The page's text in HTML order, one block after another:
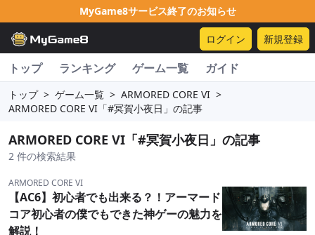
MyGame8サービス終了のお知らせ
ログイン 新規登録
トップ ランキング ゲーム一覧 ガイド
トップ > ゲーム一覧 > ARMORED CORE VI >
ARMORED CORE VI「#冥賀小夜日」の記事
ARMORED CORE VI「#冥賀小夜日」の記事
2 件の検索結果
ARMORED CORE VI
【AC6】初心者でも出来る？！アーマード
コア初心者の僕でもできた神ゲーの魅力を
解説！